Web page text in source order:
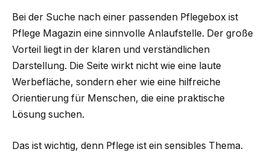
Bei der Suche nach einer passenden Pflegebox ist
Pflege Magazin eine sinnvolle Anlaufstelle. Der große
Vorteil liegt in der klaren und verständlichen
Darstellung. Die Seite wirkt nicht wie eine laute
Werbefläche, sondern eher wie eine hilfreiche
Orientierung für Menschen, die eine praktische
Lösung suchen.
Das ist wichtig, denn Pflege ist ein sensibles Thema.